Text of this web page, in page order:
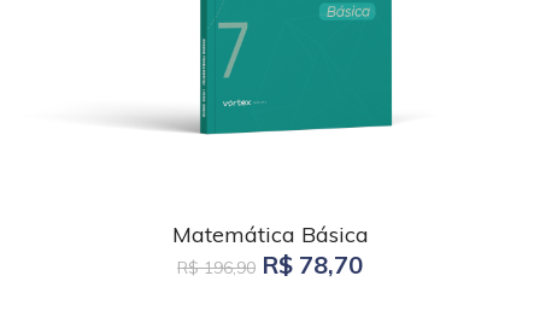
Matemática Básica
R$ 196,90 R$ 78,70